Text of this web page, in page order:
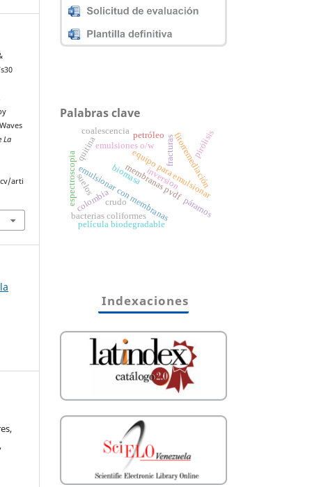
La
arti
Palabras clave
emulsionar con membranas
membranas pvdf
equipo para emulsionar
emulsiones o/w
bacterias coliformes
fitorremediación
fracturas
páramos
colombia
pirólisis
biomasa
suelos
petróleo
espectroscopia crudo
quitina
película biodegradable
coalescencia
inversion
Indexaciones